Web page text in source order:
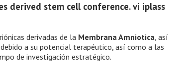
derived stem cell conference. vi iplass
derivadas de la Membrana Amniotica, así
a su potencial terapéutico, así como a las
de investigación estratégico.